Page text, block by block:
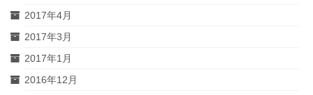
2017年4月
2017年3月
2017年1月
2016年12月